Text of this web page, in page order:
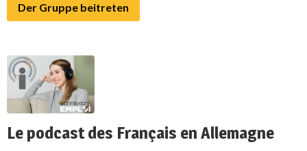
Der Gruppe beitreten
Le podcast des Français en Allemagne